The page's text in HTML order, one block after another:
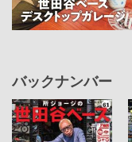
バックナンバー